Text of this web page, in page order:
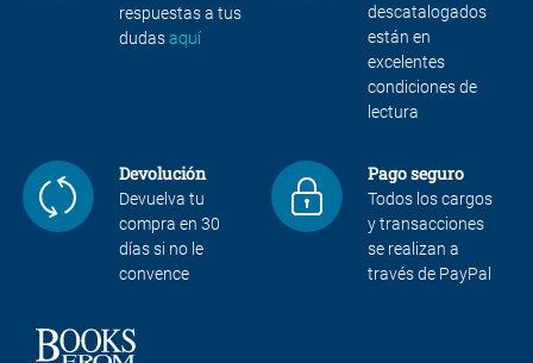
respuestas a tus
dudasaquí
descatalogados
están en
excelentes
condiciones de
lectura
Devolución
Devuelva tu
compra en 30
días si no le
convence
Pago seguro
Todos los cargos
y transacciones
se realizan a
través de PayPal